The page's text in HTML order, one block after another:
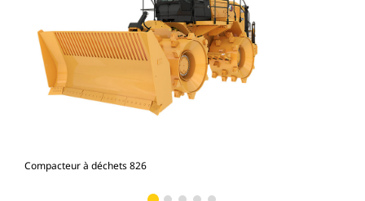
Compacteur à déchets 826